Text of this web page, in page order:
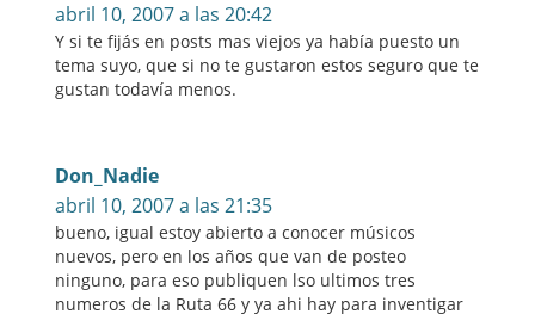
abril 10, 2007 a las 20:42
Y si te fijás en posts mas viejos ya había puesto un
tema suyo, que si no te gustaron estos seguro que te
gustan todavía menos.
Don_Nadie
abril 10, 2007 a las 21:35
bueno, igual estoy abierto a conocer músicos
nuevos, pero en los años que van de posteo
ninguno, para eso publiquen lso ultimos tres
numeros de la Ruta 66 y ya ahi hay para inventigar